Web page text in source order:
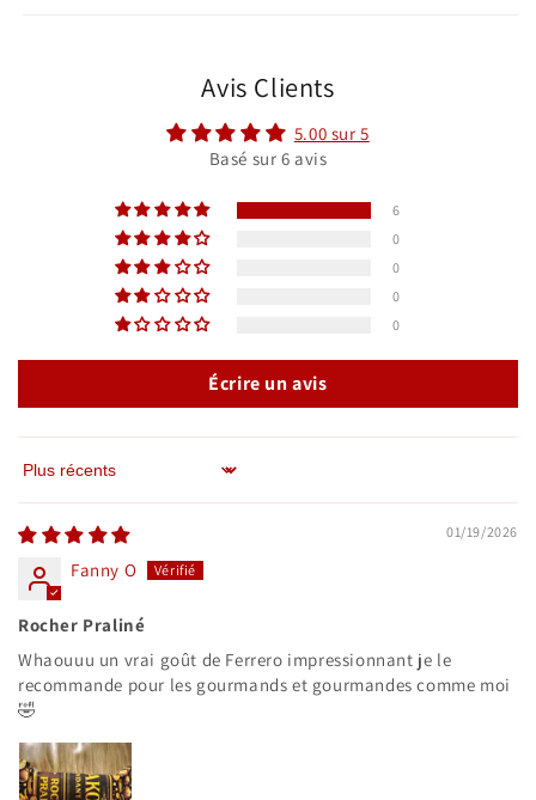
Avis Clients
5.00 sur 5
Basé sur 6 avis
6
0
0
0
0
Écrire un avis
Sort by
01/19/2026
Fanny O
Rocher Praliné
Whaouuu un vrai goût de Ferrero impressionnant je le
recommande pour les gourmands et gourmandes comme moi
🤣